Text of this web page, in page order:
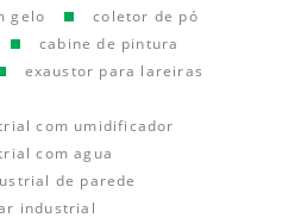
gelo
coletor de pó
cabine de pintura
exaustor para lareiras
com umidificador
com agua
de parede
industrial